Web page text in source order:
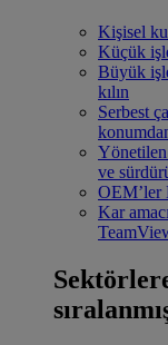
Kişisel
Küçük
Büyük
kılın
Serbest
Yönetilen
ve
OEM’ler
Kar